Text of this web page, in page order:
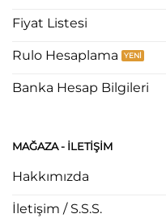
Fiyat Listesi
Rulo Hesaplama
Banka Hesap Bilgileri
MAĞAZA - ILETIŞIM
Hakkımızda
İletişim / S.S.S.